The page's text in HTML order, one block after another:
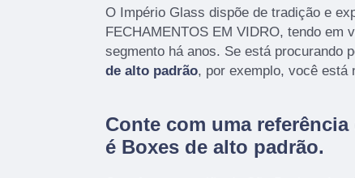
O Império Glass dispõe de tradição e
FECHAMENTOS EM VIDRO, tendo em
segmento há anos. Se está procurando
de alto padrão, por exemplo, você está
Conte com uma
é Boxes de alto padrão.